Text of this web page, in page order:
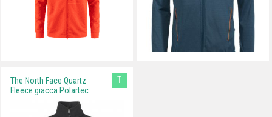
The North Face Quartz
Fleece giacca Polartec
T